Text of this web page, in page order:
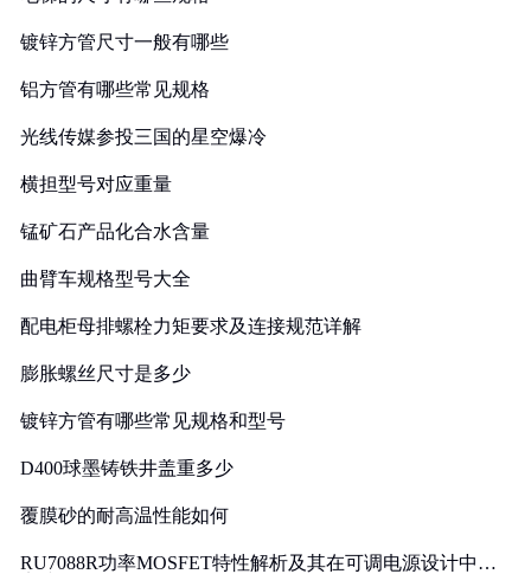
镀锌方管尺寸一般有哪些
铝方管有哪些常见规格
光线传媒参投三国的星空爆冷
横担型号对应重量
锰矿石产品化合水含量
曲臂车规格型号大全
配电柜母排螺栓力矩要求及连接规范详解
膨胀螺丝尺寸是多少
镀锌方管有哪些常见规格和型号
D400球墨铸铁井盖重多少
覆膜砂的耐高温性能如何
RU7088R功率MOSFET特性解析及其在可调电源设计中的